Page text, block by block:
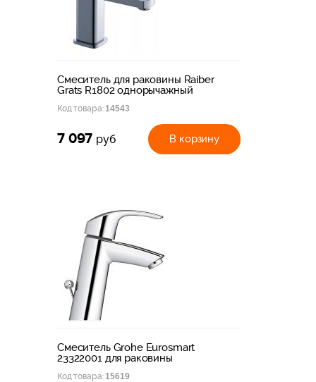
Смеситель для раковины Raiber
Grats R1802 однорычажный
Код товара:14543
7 097 руб В корзину
Смеситель Grohe Eurosmart
23322001 для раковины
Код товара:15619